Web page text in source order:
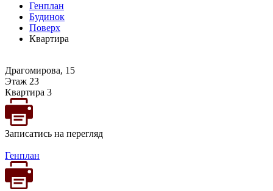
Генплан
Будинок
Поверх
Квартира
Драгомирова, 15
Этаж 23
Квартира 3
Записатись на перегляд
Генплан